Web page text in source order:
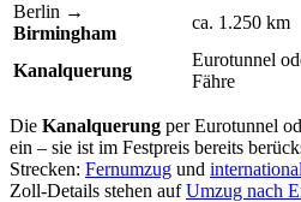
Berlin →
Birmingham
ca. 1.250 km
Kanalquerung
Eurotunnel
Fähre
Die Kanalquerung per Eurotunnel
ein – sie ist im Festpreis bereits
Strecken: Fernumzug und
Zoll-Details stehen aufUmzug nach